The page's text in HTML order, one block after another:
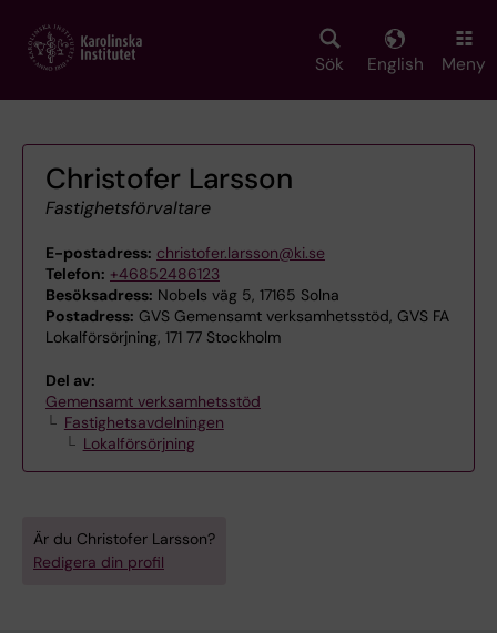
main
Sök English Meny
Christofer Larsson
Fastighetsförvaltare
E-postadress: christofer.larsson@ki.se
Telefon: +46852486123
Besöksadress: Nobels väg 5, 17165 Solna
Postadress: GVS Gemensamt verksamhetsstöd, GVS FA
Lokalförsörjning, 171 77 Stockholm
Del av:
Gemensamt verksamhetsstöd
Fastighetsavdelningen
Lokalförsörjning
Är du Christofer Larsson?
Redigera din profil